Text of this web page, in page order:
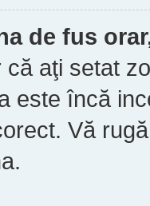
de fus
aţi setat
este încă
Vă